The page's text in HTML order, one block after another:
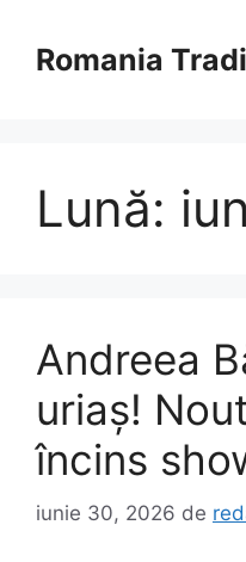
conținutRomania
Lună:
Andreea
uriaș!
încins
iunie 30, 2026 de